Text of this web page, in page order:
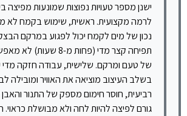
ישנן מספר טעויות נפוצות שמונעות מפיצה
לרמה מקצועית. ראשית, שימוש בקמח לא
נכון של מים לקמח יכול לפגוע במרקם
תפיחה קצר מדי (פחות מ-8
של טעם ומרקם. שלישית, עבודה חזקה
בשלב העיצוב מוציאה את האוויר ומובילה
רביעית, חוסר חימום מספק של התנור והאבן
גורם לפיצה להיות לחה ולא מבושלת כראוי.